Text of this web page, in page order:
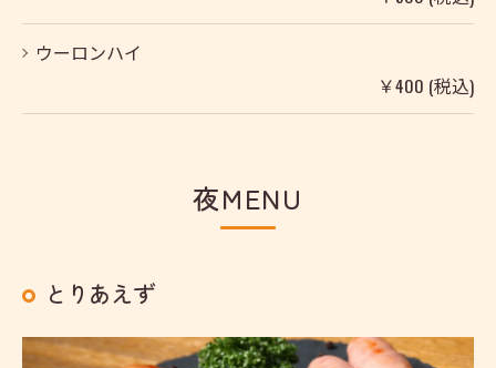
ウーロンハイ
￥400 (税込)
夜MENU
とりあえず